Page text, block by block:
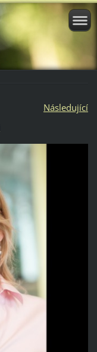
Následující